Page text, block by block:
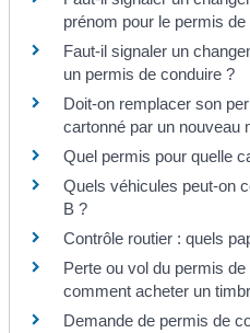
prénom pour le permis
Faut-il signaler un
un permis de conduire ?
Doit-on remplacer son
cartonné par un nouveau
Quel permis pour quelle
Quels véhicules peut-on
B ?
Contrôle routier : quels
Perte ou vol du permis
comment acheter un
Demande de permis de